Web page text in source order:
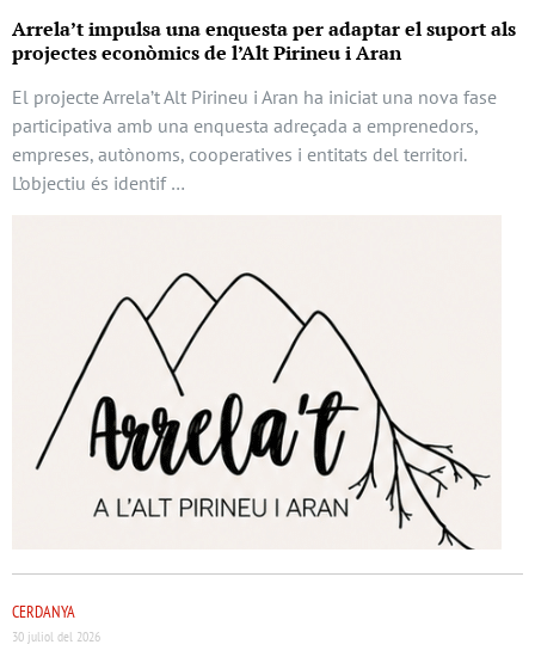
Arrela’t impulsa una enquesta per adaptar el suport als
projectes econòmics de l’Alt Pirineu i Aran
El projecte Arrela’t Alt Pirineu i Aran ha iniciat una nova fase
participativa amb una enquesta adreçada a emprenedors,
empreses, autònoms, cooperatives i entitats del territori.
L’objectiu és identif …
CERDANYA
30 juliol del 2026